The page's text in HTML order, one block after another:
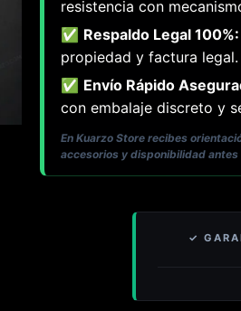
resistencia con
✅ Respaldo Legal 100%:
propiedad y factura legal.
✅ Envío Rápido
con embalaje discreto y
En Kuarzo Store recibes
accesorios y disponibilidad